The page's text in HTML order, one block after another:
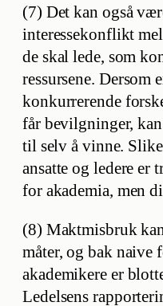
(7) Det kan også
interessekonflikt
de skal lede, som
ressursene. Dersom
konkurrerende
får bevilgninger, kan
til selv å vinne.
ansatte og ledere er
for akademia, men
(8) Maktmisbruk
måter, og bak naive
akademikere er
Ledelsens